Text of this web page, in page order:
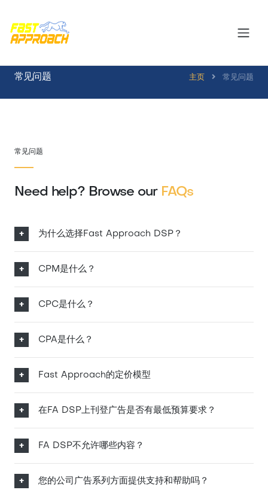
常见问题 主页 常见问题
常见问题
Need help? Browse our FAQs
为什么选择Fast Approach DSP？
CPM是什么？
CPC是什么？
CPA是什么？
Fast Approach的定价模型
在FA DSP上刊登广告是否有最低预算要求？
FA DSP不允许哪些内容？
您的公司广告系列方面提供支持和帮助吗？